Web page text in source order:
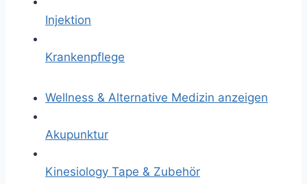
Injektion
Krankenpflege
Wellness & Alternative Medizin anzeigen
Akupunktur
Kinesiology Tape & Zubehör